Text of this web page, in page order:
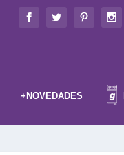
+NOVEDADES